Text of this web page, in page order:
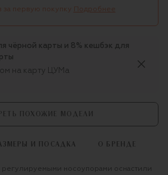
за первую покупку Подробнее
чёрной карты и 8% кешбэк для
на карту ЦУМа
ПОХОЖИЕ МОДЕЛИ
И ПОСАДКА О БРЕНДЕ
носоупорами оснастили